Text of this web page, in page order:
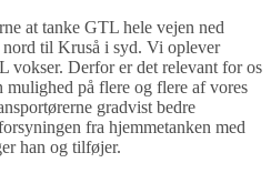
at tanke GTL hele vejen ned
til Kruså i syd. Vi oplever
vokser. Derfor er det relevant for os
på flere og flere af vores
gradvist bedre
fra hjemmetanken med
han og tilføjer.